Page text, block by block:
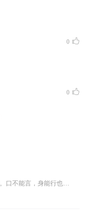
0
0
口能言之，身能行之，国宝也。口不能言，身能行也，国器也。口能言之，身不能行，国用也。口言善，身行恶，国妖也。